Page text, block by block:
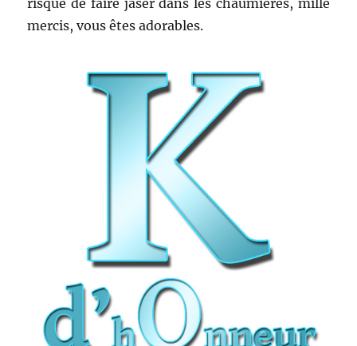
mercis, vous êtes adorables.